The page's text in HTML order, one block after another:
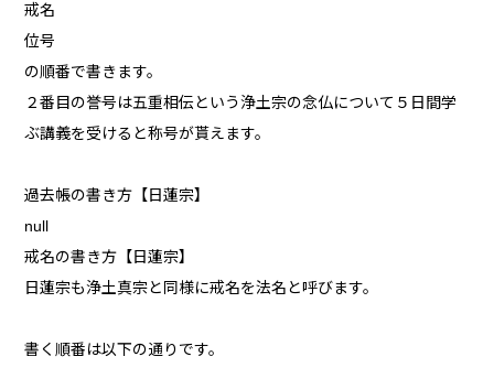
戒名
位号
の順番で書きます。
２番目の誉号は五重相伝という浄土宗の念仏について５日間学
ぶ講義を受けると称号が貰えます。
過去帳の書き方【日蓮宗】
null
戒名の書き方【日蓮宗】
日蓮宗も浄土真宗と同様に戒名を法名と呼びます。
書く順番は以下の通りです。